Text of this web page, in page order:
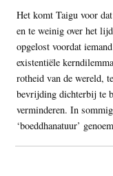
Het komt Taigu voor
en te weinig over het
opgelost voordat
existentiële
rotheid van de wereld,
bevrijding dichterbij te
verminderen. In
‘boeddhanatuur’